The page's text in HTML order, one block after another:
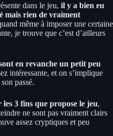
dans le jeu, il y a bien eu
mais rien de vraiment
même à imposer une certaine
je trouve que c’est d’ailleurs
en revanche un petit peu
intéressante, et on s’implique
passé.
les 3 fins que propose le jeu,
ne sont pas vraiment clairs
assez cryptiques et peu